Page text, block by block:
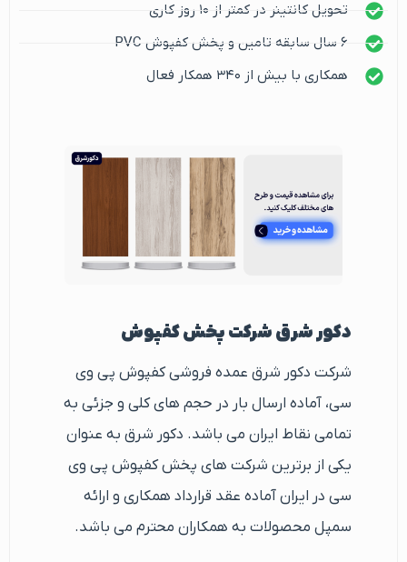
تحویل کانتینر در کمتر از ۱۰ روز کاری
۶ سال سابقه تامین و پخش کفپوش PVC
همکاری با بیش از ۳۴۰ همکار فعال
دکور شرق شرکت پخش کفپوش
شرکت دکور شرق عمده فروشی کفپوش پی وی
سی، آماده ارسال بار در حجم های کلی و جزئی به
تمامی نقاط ایران می باشد. دکور شرق به عنوان
یکی از برترین شرکت های پخش کفپوش پی وی
سی در ایران آماده عقد قرارداد همکاری و ارائه
سمپل محصولات به همکاران محترم می باشد.